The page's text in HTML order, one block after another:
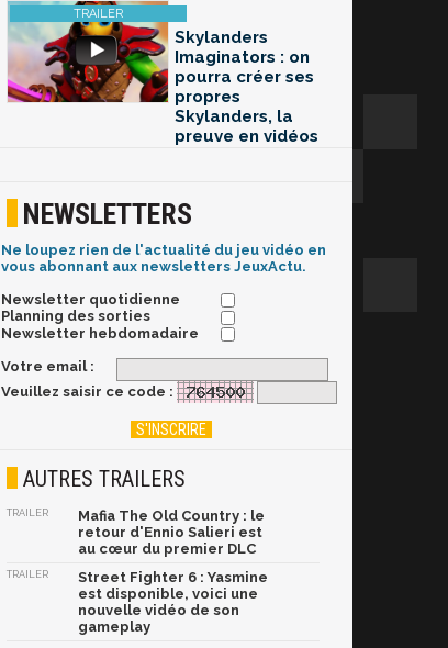
Skylanders
Imaginators : on
pourra créer ses
propres
Skylanders, la
preuve en vidéos
NEWSLETTERS
Ne loupez rien de l'actualité du jeu vidéo en
vous abonnant aux newsletters JeuxActu.
Newsletter quotidienne
Planning des sorties
Newsletter hebdomadaire
Votre email :
Veuillez saisir ce code :
AUTRES TRAILERS
TRAILER
Mafia The Old Country : le
retour d'Ennio Salieri est
au cœur du premier DLC
TRAILER
Street Fighter 6 : Yasmine
est disponible, voici une
nouvelle vidéo de son
gameplay